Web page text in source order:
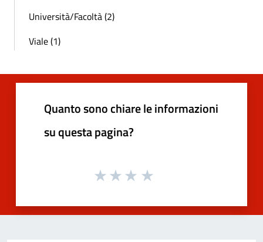
Università/Facoltà (2)
Viale (1)
Quanto sono chiare le informazioni
su questa pagina?